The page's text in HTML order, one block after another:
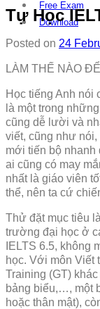
Free Exam
Download
Tự Học
Posted on 24
LÀM THẾ NÀO
Học tiếng Anh nói
là một trong
cũng dễ lười và
viết, cũng như
mới tiến bộ nhanh
ai cũng có may
nhất là giáo viên
thể, nên ta cứ
Thử đặt mục tiêu
trường đại học ở
IELTS 6.5, không
học. Với môn Viết
Training (GT)
bảng biểu,…, một
hoặc thân mật),